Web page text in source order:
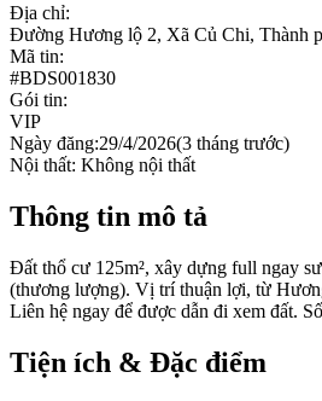
Địa chỉ:
Đường Hương lộ 2, Xã Củ Chi, Thành
Mã tin:
#BDS001830
Gói tin:
VIP
Ngày đăng:29/4/2026(3 tháng trước)
Nội thất: Không nội thất
Thông tin mô tả
Đất thổ cư 125m², xây dựng full ngay
(thương lượng). Vị trí thuận lợi, từ
Liên hệ ngay để được dẫn đi xem đất.
Tiện ích & Đặc điểm